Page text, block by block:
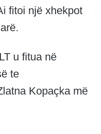
fitoi një xhekpot
u fitua në
te
Kopaçka më